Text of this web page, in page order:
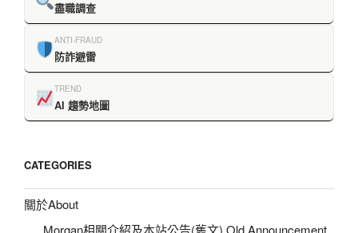
盡職調查
ANTI-FRAUD
防詐避雷
TREND
AI 趨勢地圖
CATEGORIES
關於About
Morgan相關介紹及本站公告(舊文) Old Announcement